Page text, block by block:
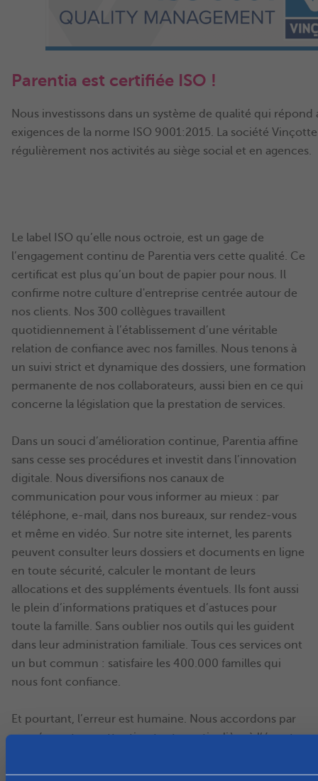
Parentia est certifiée ISO !
Nous investissons dans un système de qualité qui répond
exigences de la norme ISO 9001:2015. La société
régulièrement nos activités au siège social et en agences.
Le label ISO qu’elle nous octroie, est un gage de
l’engagement continu de Parentia vers cette qualité. Ce
certificat est plus qu’un bout de papier pour nous. Il
confirme notre culture d'entreprise centrée autour de
nos clients. Nos 300 collègues travaillent
quotidiennement à l’établissement d’une véritable
relation de confiance avec nos familles. Nous tenons à
un suivi strict et dynamique des dossiers, une formation
permanente de nos collaborateurs, aussi bien en ce qui
concerne la législation que la prestation de services.
Dans un souci d’amélioration continue, Parentia affine
sans cesse ses procédures et investit dans l’innovation
digitale. Nous diversifions nos canaux de
communication pour vous informer au mieux : par
téléphone, e-mail, dans nos bureaux, sur rendez-vous
et même en vidéo. Sur notre site internet, les parents
peuvent consulter leurs dossiers et documents en ligne
en toute sécurité, calculer le montant de leurs
allocations et des suppléments éventuels. Ils font aussi
le plein d’informations pratiques et d’astuces pour
toute la famille. Sans oublier nos outils qui les guident
dans leur administration familiale. Tous ces services ont
un but commun : satisfaire les 400.000 familles qui
nous font confiance.
Et pourtant, l’erreur est humaine. Nous accordons par
conséquent une attention toute particulière à l’écoute
leurs besoins. Chaque remarque, plainte ou félicitation,